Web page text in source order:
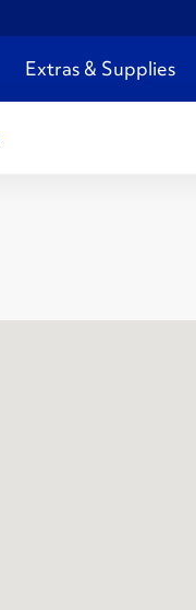
Extras & Supplies